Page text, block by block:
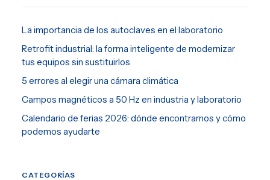
La importancia de los autoclaves en el laboratorio
Retrofit industrial: la forma inteligente de modernizar
tus equipos sin sustituirlos
5 errores al elegir una cámara climática
Campos magnéticos a 50 Hz en industria y laboratorio
Calendario de ferias 2026: dónde encontrarnos y cómo
podemos ayudarte
CATEGORÍAS